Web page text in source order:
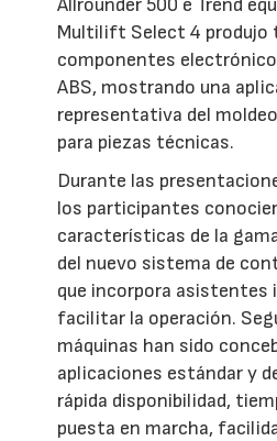
Allrounder 500 e Trend
Multilift Select 4 produjo
componentes
ABS, mostrando una
representativa del
para piezas técnicas.
Durante las
los participantes
características de la
del nuevo sistema de
que incorpora asistentes
facilitar la operación.
máquinas han sido
aplicaciones estándar y
rápida disponibilidad,
puesta en marcha,